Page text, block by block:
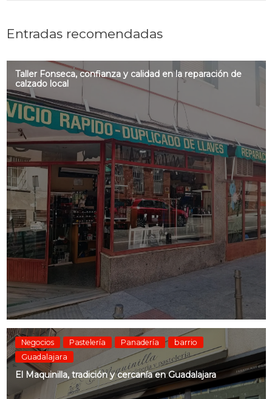
Entradas recomendadas
Taller Fonseca, confianza y calidad en la reparación de
calzado local
Negocios Pastelería Panadería
barrio
Guadalajara
El Maquinilla, tradición y cercanía en Guadalajara